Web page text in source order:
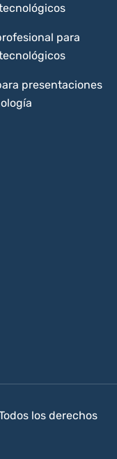
para
presentaciones
los derechos